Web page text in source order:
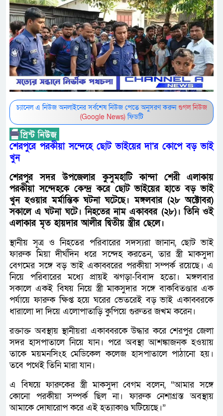
চ্যানেল এ নিউজ অনলাইনের সর্বশেষ নিউজ পেতে অনুসরণ করুনগুগল নিউজ
(Google News)ফিডটি
শেরপুরে পরকীয়া সন্দেহে ছোট ভাইয়ের দা’র কোপে বড় ভাই
খুন
শেরপুর সদর উপজেলার কুসুমহাটি কান্দা শেরী এলাকায়
পরকীয়া সন্দেহকে কেন্দ্র করে ছোট ভাইয়ের হাতে বড় ভাই
খুন হওয়ার মর্মান্তিক ঘটনা ঘটেছে। মঙ্গলবার (২৮ অক্টোবর)
সকালে এ ঘটনা ঘটে। নিহতের নাম একাব্বর (২৮)। তিনি ওই
এলাকার মৃত হায়দার আলীর দ্বিতীয় স্ত্রীর ছেলে।
স্থানীয় সূত্র ও নিহতের পরিবারের সদস্যরা জানান, ছোট ভাই
ফারুক মিয়া দীর্ঘদিন ধরে সন্দেহ করতেন, তার স্ত্রী মাকসুদা
বেগমের সঙ্গে বড় ভাই একাব্বরের পরকীয়া সম্পর্ক রয়েছে। এ
নিয়ে পরিবারের মধ্যে প্রায়ই ঝগড়া-বিবাদ হতো। মঙ্গলবার
সকালে একই বিষয় নিয়ে স্ত্রী মাকসুদার সঙ্গে বাকবিতণ্ডার এক
পর্যায়ে ফারুক ক্ষিপ্ত হয়ে ঘরের ভেতরেই বড় ভাই একাব্বরকে
ধারালো দা দিয়ে এলোপাতাড়ি কুপিয়ে গুরুতর জখম করেন।
রক্তাক্ত অবস্থায় স্থানীয়রা একাব্বরকে উদ্ধার করে শেরপুর জেলা
সদর হাসপাতালে নিয়ে যান। পরে অবস্থা আশঙ্কাজনক হওয়ায়
তাকে ময়মনসিংহ মেডিকেল কলেজ হাসপাতালে পাঠানো হয়।
তবে পথেই তিনি মারা যান।
এ বিষয়ে ফারুকের স্ত্রী মাকসুদা বেগম বলেন, “আমার সঙ্গে
কোনো পরকীয়া সম্পর্ক ছিল না। ফারুক নেশাগ্রস্ত অবস্থায়
আমাকে দোষারোপ করে এই হত্যাকাণ্ড ঘটিয়েছে।”